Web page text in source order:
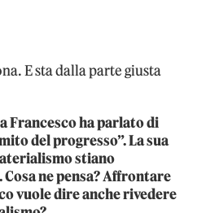
E sta dalla parte giusta
Francesco ha parlato di
del progresso”. La sua
stiano
ne pensa? Affrontare
vuole dire anche rivedere